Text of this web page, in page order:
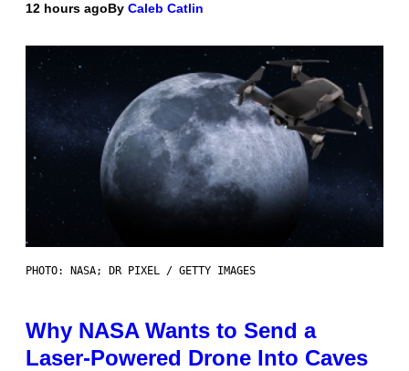
12 hours agoBy Caleb Catlin
PHOTO: NASA; DR PIXEL / GETTY IMAGES
Why NASA Wants to Send a
Laser-Powered Drone Into Caves